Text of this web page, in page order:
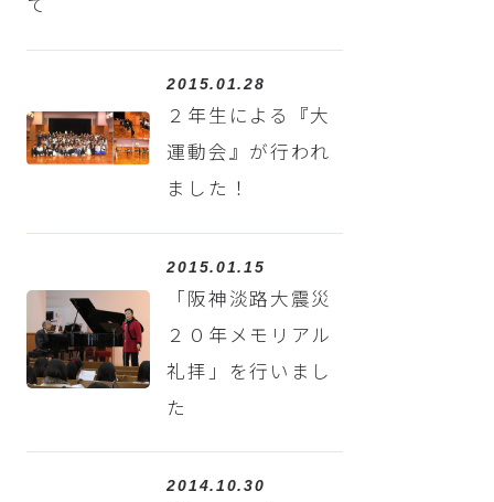
2015.01.28
２年生による『大
運動会』が行われ
ました！
2015.01.15
「阪神淡路大震災
２０年メモリアル
礼拝」を行いまし
た
2014.10.30